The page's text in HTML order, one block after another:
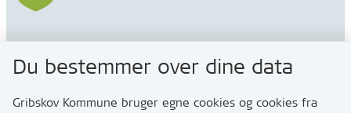
Gribskov Kommune
Rådhusvej 3
3200 Helsinge
Du bestemmer over dine data
Gribskov Kommune bruger egne cookies og cookies fra